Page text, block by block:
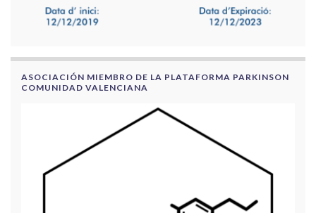
ASOCIACIÓN MIEMBRO DE LA PLATAFORMA PARKINSON
COMUNIDAD VALENCIANA